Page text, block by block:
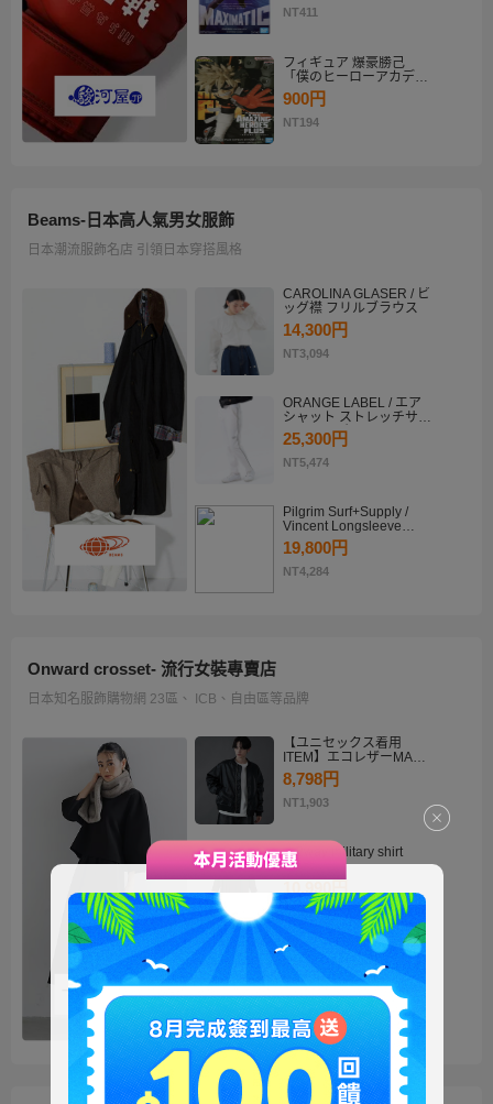
NT411
フィギュア 爆豪勝己
「僕のヒーローアカデミ
ア」 THE AMAZING
HEROES-PLUS-
KATSUKI BAKUGO II
900円
NT194
Beams-日本高人氣男女服飾
日本潮流服飾名店 引領日本穿搭風格
CAROLINA GLASER / ビ
ッグ襟 フリルブラウス
14,300円
NT3,094
ORANGE LABEL / エア
シャット ストレッチサイ
ドラインパンツ
25,300円
NT5,474
Pilgrim Surf+Supply /
Vincent Longsleeve
Shirt
19,800円
NT4,284
Onward crosset- 流行女裝專賣店
日本知名服飾購物網 23區、 ICB、自由區等品牌
【ユニセックス着用
ITEM】エコレザーMA－
1
8,798円
NT1,903
・2way military shirt
dress
NT2,378
【洗える】褒めらレディ
テーラード ジャケット
14,900円
NT3,224